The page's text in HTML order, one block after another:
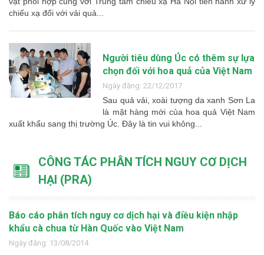
chiếu xạ đối với vải quả...
Người tiêu dùng Úc có thêm sự lựa
chọn đối với hoa quả của Việt Nam
Ngày đăng: 22/12/2017
Sau quả vải, xoài tượng da xanh Sơn La
là mặt hàng mới của hoa quả Việt Nam
xuất khẩu sang thị trường Úc. Đây là tin vui không...
CÔNG TÁC PHÂN TÍCH NGUY CƠ DỊCH
HẠI (PRA)
Báo cáo phân tích nguy cơ dịch hại và điều kiện nhập
khẩu cà chua từ Hàn Quốc vào Việt Nam
Ngày đăng: 13/08/2014